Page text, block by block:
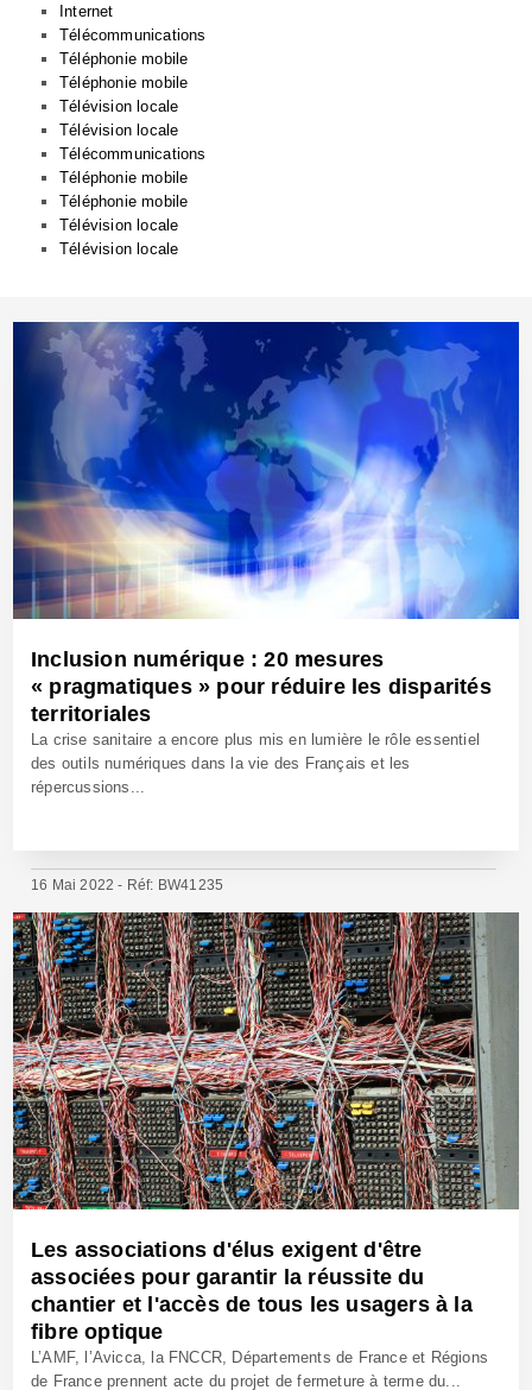
Internet
Télécommunications
Téléphonie mobile
Téléphonie mobile
Télévision locale
Télévision locale
Télécommunications
Téléphonie mobile
Téléphonie mobile
Télévision locale
Télévision locale
Inclusion numérique : 20 mesures
« pragmatiques » pour réduire les disparités
territoriales
La crise sanitaire a encore plus mis en lumière le rôle essentiel
des outils numériques dans la vie des Français et les
répercussions...
16 Mai 2022 - Réf: BW41235
Les associations d'élus exigent d'être
associées pour garantir la réussite du
chantier et l'accès de tous les usagers à la
fibre optique
L’AMF, l’Avicca, la FNCCR, Départements de France et Régions
de France prennent acte du projet de fermeture à terme du...